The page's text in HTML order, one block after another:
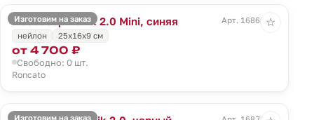
Изготовим на заказ
Несессер Ironik 2.0 Mini, синяя
Арт. 16869.40
нейлон
25x16x9 см
от 4 700 ₽
Свободно: 0 шт.
Roncato
☆
Изготовим на заказ